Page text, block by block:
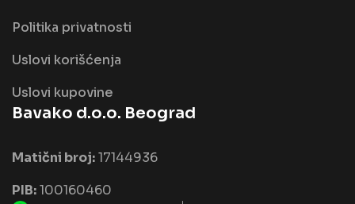
Politika privatnosti
Uslovi korišćenja
Uslovi kupovine
Bavako d.o.o. Beograd
Matični broj:17144936
PIB:100160460